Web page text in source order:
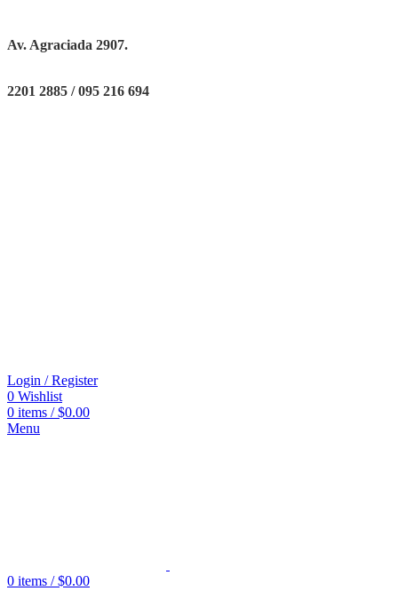
Av. Agraciada 2907.
2201 2885 / 095 216 694
Login / Register
0 Wishlist
0 items / $0.00
Menu
0 items / $0.00